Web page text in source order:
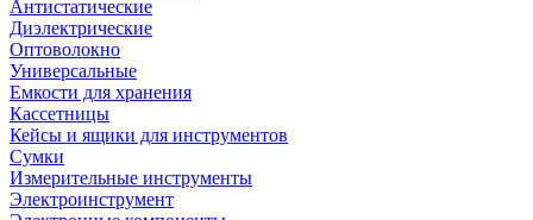
Антистатические
Диэлектрические
Оптоволокно
Универсальные
Емкости для хранения
Кассетницы
Кейсы и ящики для инструментов
Сумки
Измерительные инструменты
Электроинструмент